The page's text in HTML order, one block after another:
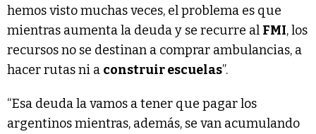
hemos visto muchas veces, el problema es que
mientras aumenta la deuda y se recurre al FMI, los
recursos no se destinan a comprar ambulancias, a
hacer rutas ni a construir escuelas”.
“Esa deuda la vamos a tener que pagar los
argentinos mientras, además, se van acumulando